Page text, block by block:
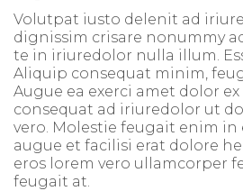
Volutpat iusto delenit ad
dignissim crisare nonummy
te in iriuredolor nulla illum.
Aliquip consequat minim,
Augue ea exerci amet dolor ex
consequat ad iriuredolor ut
vero. Molestie feugait enim in
augue et facilisi erat dolore
eros lorem vero ullamcorper
feugait at.